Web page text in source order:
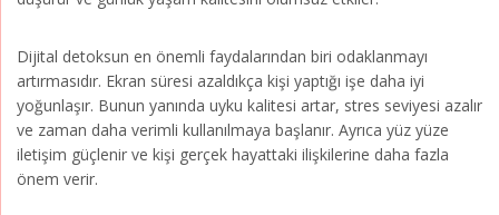
Dijital detoksun en önemli faydalarından biri odaklanmayı
artırmasıdır. Ekran süresi azaldıkça kişi yaptığı işe daha iyi
yoğunlaşır. Bunun yanında uyku kalitesi artar, stres seviyesi azalır
ve zaman daha verimli kullanılmaya başlanır. Ayrıca yüz yüze
iletişim güçlenir ve kişi gerçek hayattaki ilişkilerine daha fazla
önem verir.